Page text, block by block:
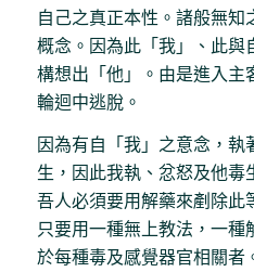
自己之真正本性。諸般無
概念。因為此「我」、此與
構想出「他」。由是進入主
輪迴中逃脫。
因為有自「我」之意念，執
生，因此我執、忿怒及他毒
吾人必須要用解藥來剷除此
只要用一種無上教法，一種
於每種毒及感覺器官相關者